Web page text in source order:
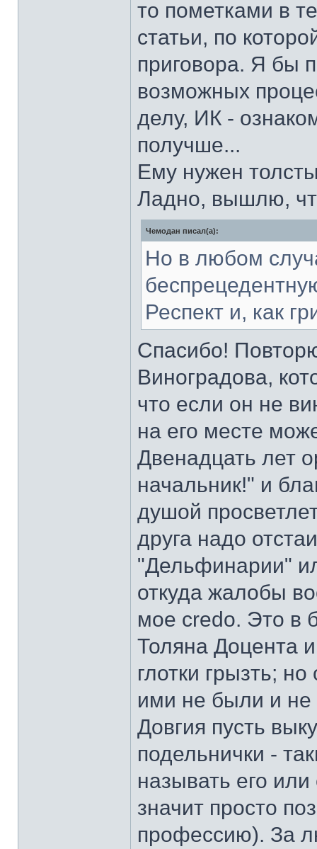
то пометками в
статьи, по
приговора. Я бы
возможных
делу, ИК -
получше...
Ему нужен
Ладно, вышлю,
Чемодан писал(а):
Но в любом
Респект и, как
Спасибо!
Виноградова,
что если он не
на его месте
Двенадцать лет
начальник!" и
душой
друга надо
"Дельфинарии"
откуда жалобы
мое credo. Это в
Толяна Доцента
глотки грызть;
ими не были и не
Довгия пусть
подельнички -
называть его
значит просто
профессию). За